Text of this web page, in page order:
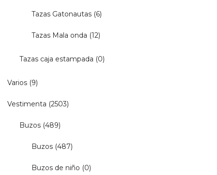
Tazas Gatonautas (6)
Tazas Mala onda (12)
Tazas caja estampada (0)
Varios (9)
Vestimenta (2503)
Buzos (489)
Buzos (487)
Buzos de niño (0)